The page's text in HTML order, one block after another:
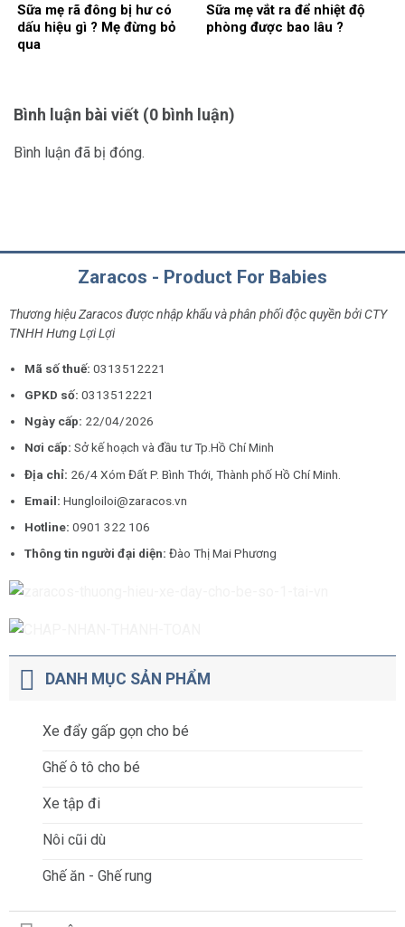
Sữa mẹ rã đông bị hư có
dấu hiệu gì ? Mẹ đừng bỏ
qua
Sữa mẹ vắt ra để nhiệt độ
phòng được bao lâu ?
Bình luận bài viết (0 bình luận)
Bình luận đã bị đóng.
Zaracos - Product For Babies
Thương hiệu Zaracos được nhập khẩu và phân phối độc quyền bởi CTY
TNHH Hưng Lợi Lợi
Mã số thuế: 0313512221
GPKD số:0313512221
Ngày cấp: 22/04/2026
Nơi cấp:Sở kế hoạch và đầu tư Tp.Hồ Chí Minh
Địa chỉ: 26/4 Xóm Đất P. Bình Thới, Thành phố Hồ Chí Minh.
Email:Hungloiloi@zaracos.vn
Hotline:0901 322 106
Thông tin người đại diện:Đào Thị Mai Phương
DANH MỤC SẢN PHẨM
Xe đẩy gấp gọn cho bé
Ghế ô tô cho bé
Xe tập đi
Nôi cũi dù
Ghế ăn - Ghế rung